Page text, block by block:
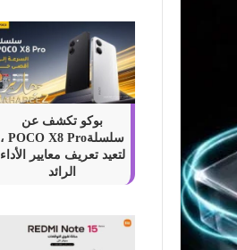
بوكو تكشف عن
سلسلةPOCO X8 Pro ،
لتعيد تعريف معايير الأداء
الرائد